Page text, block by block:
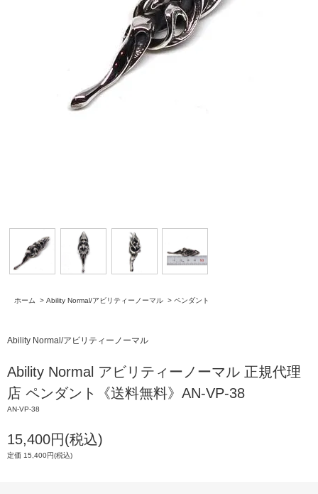
ホーム > Ability Normal/アビリティーノーマル > ペンダント
Ability Normal/アビリティーノーマル
Ability Normal アビリティーノーマル 正規代理
店 ペンダント《送料無料》AN-VP-38
AN-VP-38
15,400円(税込)
定価 15,400円(税込)